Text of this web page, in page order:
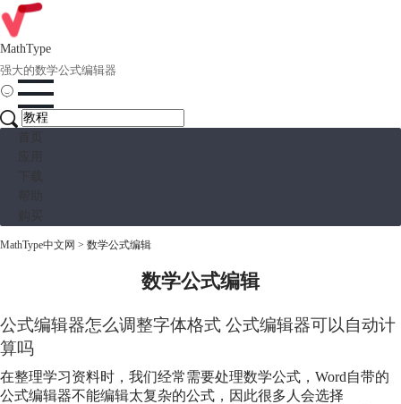
MathType
强大的数学公式编辑器
MathType中文网 > 数学公式编辑
数学公式编辑
公式编辑器怎么调整字体格式 公式编辑器可以自动计
算吗
在整理学习资料时，我们经常需要处理数学公式，Word自带的
公式编辑器不能编辑太复杂的公式，因此很多人会选择